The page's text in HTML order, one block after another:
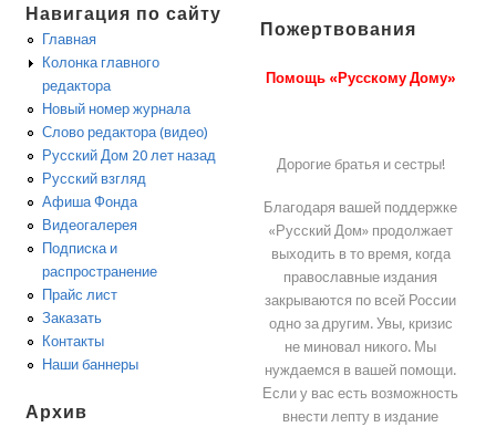
Навигация по сайту
Главная
Колонка главного
редактора
Новый номер журнала
Слово редактора (видео)
Русский Дом 20 лет назад
Русский взгляд
Афиша Фонда
Видеогалерея
Подписка и
распространение
Прайс лист
Заказать
Контакты
Наши баннеры
Архив
Пожертвования
Помощь «Русскому Дому»
Дорогие братья и сестры!
Благодаря вашей поддержке
«Русский Дом» продолжает
выходить в то время, когда
православные издания
закрываются по всей России
одно за другим. Увы, кризис
не миновал никого. Мы
нуждаемся в вашей помощи.
Если у вас есть возможность
внести лепту в издание